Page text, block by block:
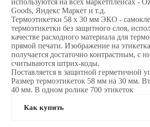
Goods, Яндекс Маркет и т.д.
Термоэтикетки 58 х 30 мм ЭКО -
термоэтикетки без защитного слоя,
качестве расходного материала для
прямой печати. Изображение на
получается достаточно контрастным, с
считываются штрих-коды.
Поставляется в защитной герметичной
Размер термоэтикеток 58 мм на 30 мм.
40 мм. В одном ролике 700 этикеток
Как купить